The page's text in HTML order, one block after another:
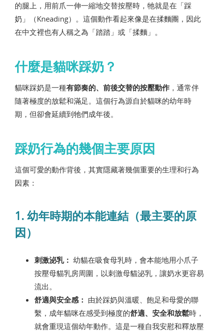
的腿上，用前爪一伸一縮地交替按壓時，牠就是在「踩
奶」（Kneading）。這個動作看起來像是在揉麵團，因此
在中文裡也有人稱之為「踏踏」或「揉麵」。
什麼是貓咪踩奶？
貓咪踩奶是一種有節奏的、前後交替的按壓動作 ，通常伴
隨著極度的放鬆和滿足。這個行為源自於貓咪的幼年時
期，但卻會延續到牠們成年後。
踩奶行為的幾個主要原因
這個可愛的動作背後，其實隱藏著幾個重要的生理和行為
因素：
1. 幼年時期的本能連結（最主要的原
因）
刺激泌乳： 幼貓在吸食母乳時，會本能地用小爪子
按壓母貓乳房周圍，以刺激母貓泌乳，讓奶水更容易
流出。
舒適與安全感： 由於踩奶與溫暖、飽足和母愛的聯
繫，成年貓咪在感受到極度的舒適、安全和放鬆時，
就會重現這個幼年動作。這是一種自我安慰和釋放壓